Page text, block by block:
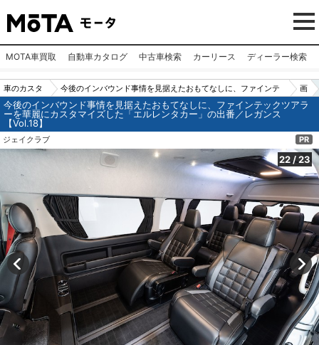
MOTA車買取 自動車カタログ 中古車検索 カーリース ディーラー検索
車のカスタ
ムパーツ
（カー用
品）
今後のインバウンド事情を見据えたおもてなしに、ファインテ
ックツアラーを華麗にカスタマイズした「エルレンタカー」の
画
像
o.
22
今後のインバウンド事情を見据えたおもてなしに、ファインテックツアラ
ーを華麗にカスタマイズした「エルレンタカー」の出番／レガンス
【Vol.18】
ジェイクラブ PR
22 /23